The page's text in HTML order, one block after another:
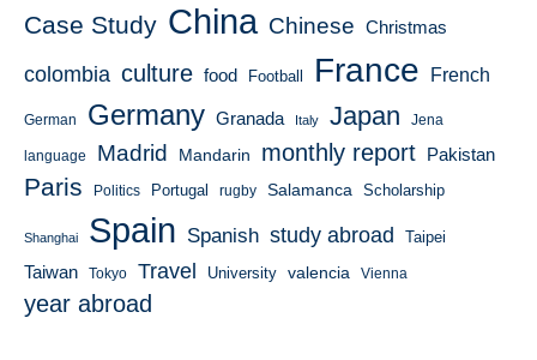
Case Study China Chinese Christmas
colombia culture food Football France French
German Germany Granada Italy Japan Jena
language Madrid Mandarin monthly report Pakistan
Paris Politics Portugal rugby Salamanca Scholarship
Shanghai Spain Spanish study abroad Taipei
Taiwan Tokyo Travel University valencia Vienna
year abroad